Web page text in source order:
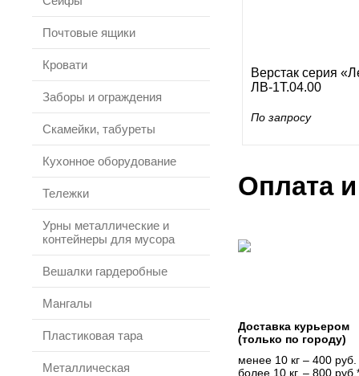
Почтовые ящики
Кровати
Заборы и ограждения
Скамейки, табуреты
Кухонное оборудование
Тележки
Урны металлические и
контейнеры для мусора
Вешалки гардеробные
Мангалы
Пластиковая тара
Металлическая
Верстак серия
ЛВ-1Т.04.00
По запросу
Оплата
Доставка курьером
(только по городу)
менее 10 кг – 400 руб.
более 10 кг. – 800